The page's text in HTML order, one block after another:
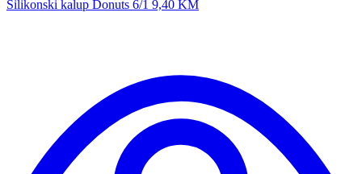
Silikonski kalup Donuts 6/1 9,40 KM